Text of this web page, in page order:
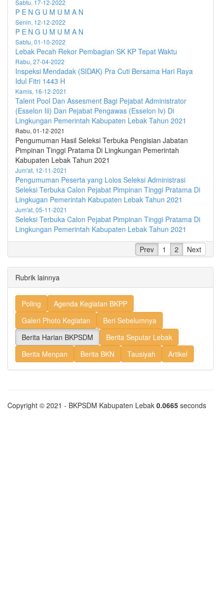
Sabtu, 17-12-2022
P E N G U M U M A N
Senin, 12-12-2022
P E N G U M U M A N
Sabtu, 01-10-2022
Lebak Pecah Rekor Pembagian SK KP Tepat Waktu
Rabu, 27-04-2022
Inspeksi Mendadak (SIDAK) Pra Cuti Bersama Hari Raya
Idul Fitri 1443 H
Kamis, 16-12-2021
Talent Pool Dan Assesment Bagi Pejabat Administrator
(Esselon Iii) Dan Pejabat Pengawas (Esselon Iv) Di
Lingkungan Pemerintah Kabupaten Lebak Tahun 2021
Rabu, 01-12-2021
Pengumuman Hasil Seleksi Terbuka Pengisian Jabatan
Pimpinan Tinggi Pratama Di Lingkungan Pemerintah
Kabupaten Lebak Tahun 2021
Jum'at, 12-11-2021
Pengumuman Peserta yang Lolos Seleksi Administrasi
Seleksi Terbuka Calon Pejabat Pimpinan Tinggi Pratama Di
Lingkugan Pemerintah Kabupaten Lebak Tahun 2021
Jum'at, 05-11-2021
Seleksi Terbuka Calon Pejabat Pimpinan Tinggi Pratama Di
Lingkungan Pemerintah Kabupaten Lebak Tahun 2021
Prev 1 2 Next
Rubrik lainnya
Poling
Agenda Kegiatan BKPP
Galeri Photo Kegiatan
Beri Sebelumnya
Berita Harian BKPSDM
Berita Seputar Lebak
Berita Menpan
Berita BKN Tausiyah Artikel
Copyright © 2021 - BKPSDM Kabupaten Lebak 0.0665 seconds